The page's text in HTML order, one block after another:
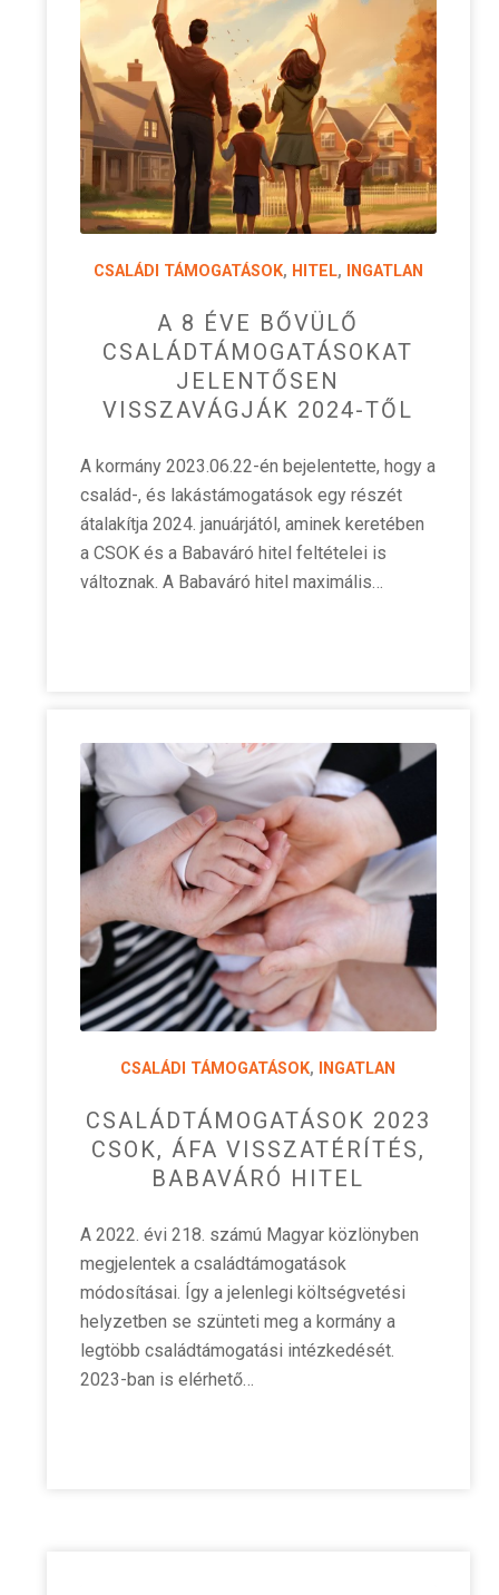
CSALÁDI TÁMOGATÁSOK, HITEL, INGATLAN
A 8 ÉVE BŐVÜLŐ
CSALÁDTÁMOGATÁSOKAT
JELENTŐSEN
VISSZAVÁGJÁK 2024-TŐL
A kormány 2023.06.22-én bejelentette, hogy a
család-, és lakástámogatások egy részét
átalakítja 2024. januárjától, aminek keretében
a CSOK és a Babaváró hitel feltételei is
változnak. A Babaváró hitel maximális…
CSALÁDI TÁMOGATÁSOK, INGATLAN
CSALÁDTÁMOGATÁSOK 2023
CSOK, ÁFA VISSZATÉRÍTÉS,
BABAVÁRÓ HITEL
A 2022. évi 218. számú Magyar közlönyben
megjelentek a családtámogatások
módosításai. Így a jelenlegi költségvetési
helyzetben se szünteti meg a kormány a
legtöbb családtámogatási intézkedését.
2023-ban is elérhető…